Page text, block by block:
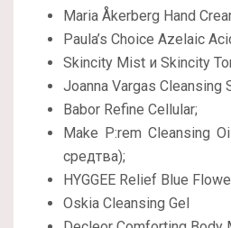
Maria Åkerberg Hand
Paula’s Choice Azelaic
Skincity Mist и Skincity
Joanna Vargas Cleansing
Babor Refine Cellular;
Make P:rem Cleansing
средтва);
HYGGEE Relief Blue
Oskia Cleansing Gel